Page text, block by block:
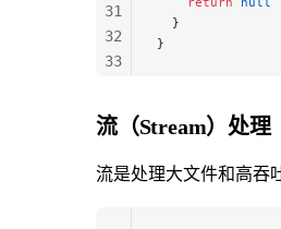
  }
}
31
32
33
35
36
37
38
流（Stream）处理
流是处理大文件和高吞